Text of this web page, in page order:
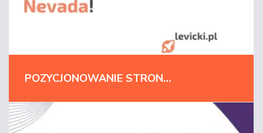
POZYCJONOWANIE STRONY MARKI GLOBALNEJ NA LAS VEGAS!